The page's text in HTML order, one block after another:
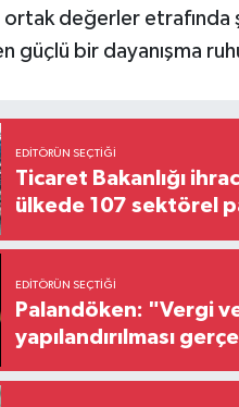
değerler etrafında
güçlü bir dayanışma
EDITÖRÜN SEÇTIĞI
Ticaret Bakanlığı
ülkede 107 sektörel
EDITÖRÜN SEÇTIĞI
Palandöken: "Vergi
yapılandırılması